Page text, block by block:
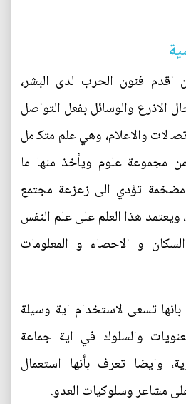
فنون الحرب لدى البشر،
والوسائل بفعل التواصل
والاعلام، وهي علم متكامل
مجموعة علوم ويأخذ منها ما
تؤدي الى زعزعة مجتمع
ويعتمد هذا العلم على علم النفس
و الاحصاء و المعلومات
تسعى لاستخدام اية وسيلة
والسلوك في اية جماعة
وايضا تعرف بأنها استعمال
مشاعر وسلوكيات العدو.